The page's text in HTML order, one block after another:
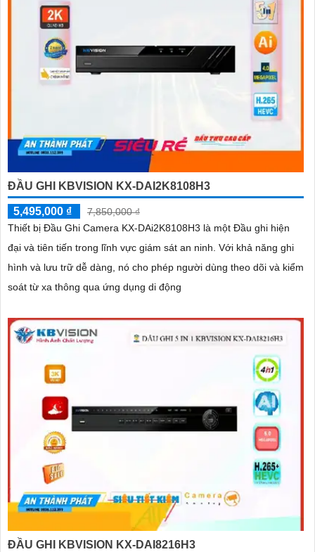
ĐẦU GHI KBVISION KX-DAI2K8108H3
5,495,000 ₫
7,850,000 ₫
Thiết bị Đầu Ghi Camera KX-DAi2K8108H3 là một Đầu ghi hiện
đại và tiên tiến trong lĩnh vực giám sát an ninh. Với khả năng ghi
hình và lưu trữ dễ dàng, nó cho phép người dùng theo dõi và kiểm
soát từ xa thông qua ứng dụng di động
ĐẦU GHI KBVISION KX-DAI8216H3